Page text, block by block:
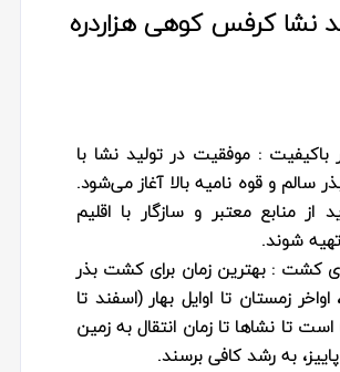
نشا کرفس کوهی هزاردره
باکیفیت : موفقیت در تولید نشا با
سالم و قوه‌ نامیه بالا آغاز می‌شود.
از منابع معتبر و سازگار با اقلیم
شوند.
کشت : بهترین زمان برای کشت بذر
اواخر زمستان تا اوایل بهار (اسفند تا
است تا نشاها تا زمان انتقال به زمین
به رشد کافی برسند.